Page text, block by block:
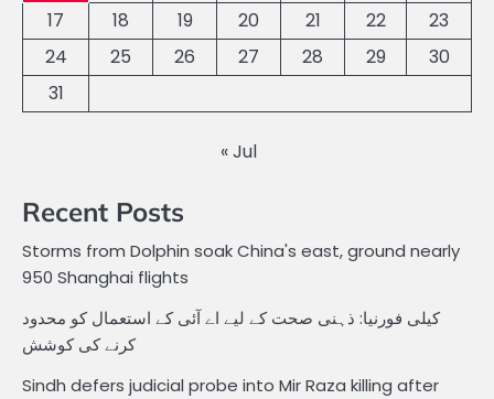
17
18 19 20 21 22
23
24
25 26 27 28 29
30
31
« Jul
Recent Posts
Storms from Dolphin soak China's east, ground nearly
950 Shanghai flights
کیلی فورنیا: ذہنی صحت کے لیے اے آئی کے استعمال کو محدود
کرنے کی کوشش
Sindh defers judicial probe into Mir Raza killing after